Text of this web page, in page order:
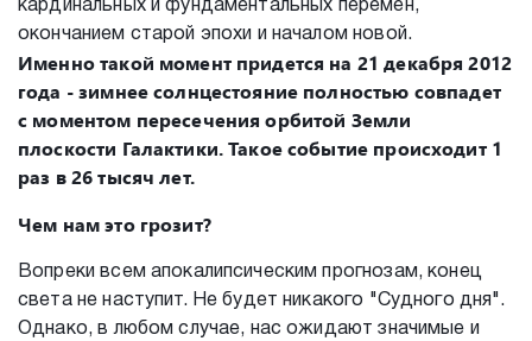
кардинальных и фундаментальных перемен,
окончанием старой эпохи и началом новой.
Именно такой момент придется на 21 декабря 2012
года - зимнее солнцестояние полностью совпадет
с моментом пересечения орбитой Земли
плоскости Галактики. Такое событие происходит 1
раз в 26 тысяч лет.
Чем нам это грозит?
Вопреки всем апокалипсическим прогнозам, конец
света не наступит. Не будет никакого "Судного дня".
Однако, в любом случае, нас ожидают значимые и